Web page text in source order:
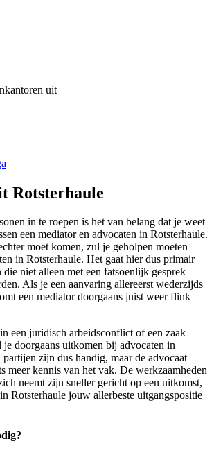
uit
Rotsterhaule
in te roepen is het van belang dat je weet
een mediator en advocaten in Rotsterhaule.
moet komen, zul je geholpen moeten
in Rotsterhaule. Het gaat hier dus primair
die niet alleen met een fatsoenlijk gesprek
Als je een aanvaring allereerst wederzijds
een mediator doorgaans juist weer flink
een juridisch arbeidsconflict of een zaak
doorgaans uitkomen bij advocaten in
zijn dus handig, maar de advocaat
meer kennis van het vak. De werkzaamheden
neemt zijn sneller gericht op een uitkomst,
Rotsterhaule jouw allerbeste uitgangspositie